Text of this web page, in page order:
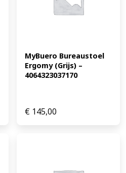
MyBuero Bureaustoel
Ergomy (Grijs) –
4064323037170
€ 145,00